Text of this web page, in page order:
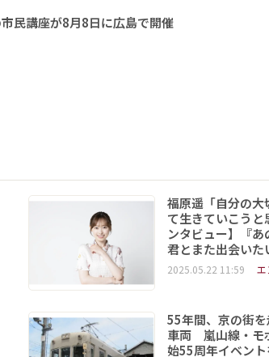
民講座が8月8日に広島で開催
福原遥「自分の大
て生きていこうと
ンタビュー】『あ
君とまた出会いた
2025.05.22 11:59 エ
55年間、京の街
車両 嵐山線・モ
始55周年イベン